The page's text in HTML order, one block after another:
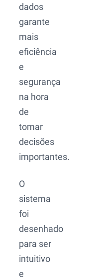
dados
garante
mais
eficiência
e
segurança
na hora
de
tomar
decisões
importantes.
O
sistema
foi
desenhado
para ser
intuitivo
e